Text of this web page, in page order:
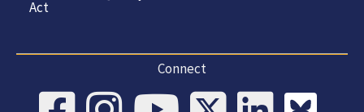
Act
Connect